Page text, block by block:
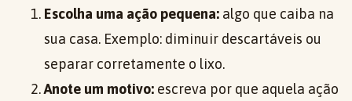
Escolha uma ação pequena: algo que caiba na
sua casa. Exemplo: diminuir descartáveis ou
separar corretamente o lixo.
Anote um motivo: escreva por que aquela ação